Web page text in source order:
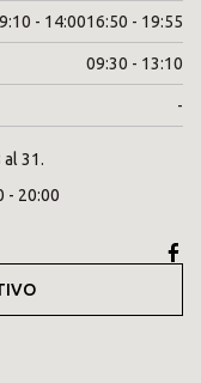
- 14:0016:50 - 19:55
09:30 - 13:10
-
31.
- 20:00